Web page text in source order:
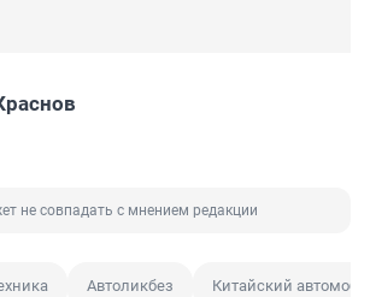
не совпадать с мнением редакции
Автоликбез Китайский